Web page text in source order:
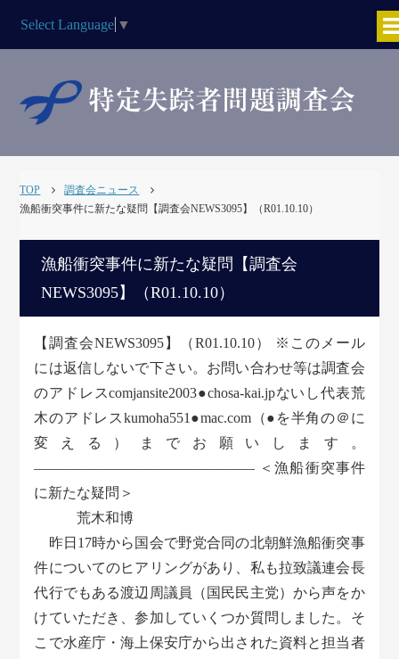
Select Language ▼
TOP
調査会ニュース
漁船衝突事件に新たな疑問【調査会NEWS3095】（R01.10.10）
漁船衝突事件に新たな疑問【調査会
NEWS3095】（R01.10.10）
【調査会NEWS3095】（R01.10.10） ※このメール
には返信しないで下さい。お問い合わせ等は調査会
のアドレスcomjansite2003●chosa-kai.jpないし代表荒
木のアドレスkumoha551●mac.com（●を半角の＠に
変える）までお願いします。
———————————————– ＜漁船衝突事件
に新たな疑問＞
荒木和博
昨日17時から国会で野党合同の北朝鮮漁船衝突事
件についてのヒアリングがあり、私も拉致議連会長
代行でもある渡辺周議員（国民民主党）から声をか
けていただき、参加していくつか質問しました。そ
こで水産庁・海上保安庁から出された資料と担当者